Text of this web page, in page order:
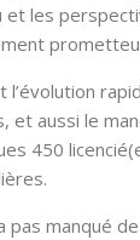
et les
et aussi le
450
pas manqué